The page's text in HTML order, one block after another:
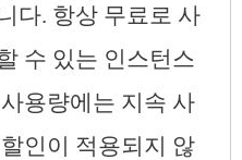
다. 항상 무료로 사
수 있는 인스턴스
용량에는 지속 사
인이 적용되지 않